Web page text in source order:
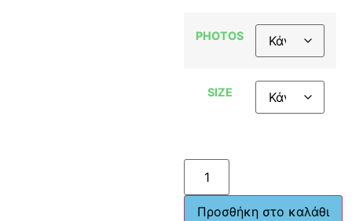
PHOTOS
SIZE
Προσθήκη στο καλάθι